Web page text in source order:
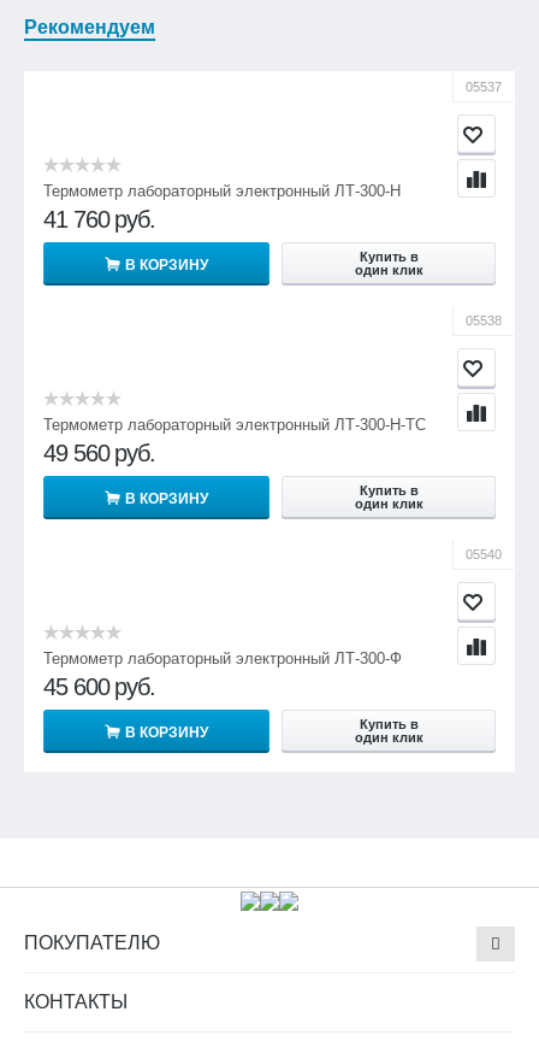
Рекомендуем
05537
Термометр лабораторный электронный ЛТ-300-Н
41 760 руб.
В КОРЗИНУ
Купить в
один клик
05538
Термометр лабораторный электронный ЛТ-300-Н-ТС
49 560 руб.
В КОРЗИНУ
Купить в
один клик
05540
Термометр лабораторный электронный ЛТ-300-Ф
45 600 руб.
В КОРЗИНУ
Купить в
один клик
ПОКУПАТЕЛЮ
КОНТАКТЫ